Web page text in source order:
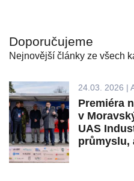
Doporučujeme
Nejnovější články ze všech
24.03. 2026 |
Premiéra
v
UAS
průmyslu,